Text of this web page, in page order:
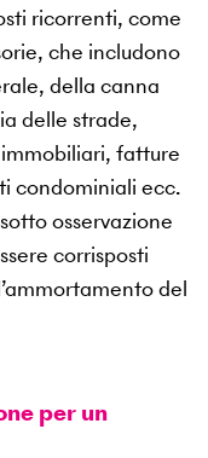
ricorrenti, come
che includono
della canna
delle strade,
fatture
condominiali ecc.
osservazione
corrisposti
del
per un